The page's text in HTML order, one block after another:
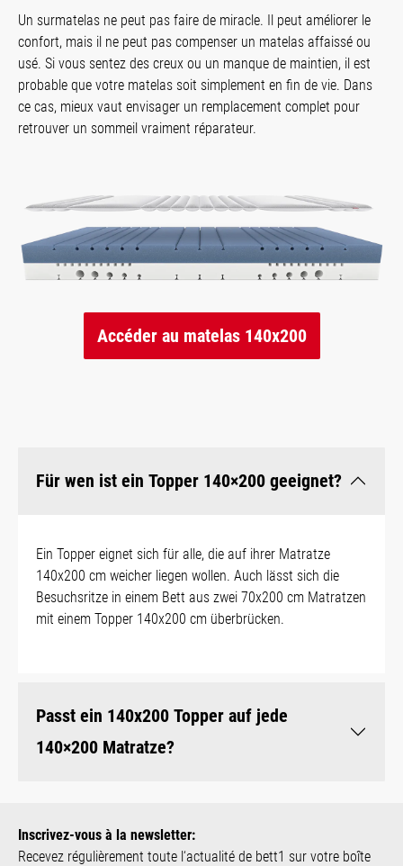
Un surmatelas ne peut pas faire de miracle. Il peut améliorer le
confort, mais il ne peut pas compenser un matelas affaissé ou
usé. Si vous sentez des creux ou un manque de maintien, il est
probable que votre matelas soit simplement en fin de vie. Dans
ce cas, mieux vaut envisager un remplacement complet pour
retrouver un sommeil vraiment réparateur.
Accéder au matelas 140x200
Für wen ist ein Topper 140×200 geeignet?
Ein Topper eignet sich für alle, die auf ihrer Matratze
140x200 cm weicher liegen wollen. Auch lässt sich die
Besuchsritze in einem Bett aus zwei 70x200 cm Matratzen
mit einem Topper 140x200 cm überbrücken.
Passt ein 140x200 Topper auf jede
140×200 Matratze?
Inscrivez-vous à la newsletter:
Recevez régulièrement toute l‘actualité de bett1 sur votre boîte